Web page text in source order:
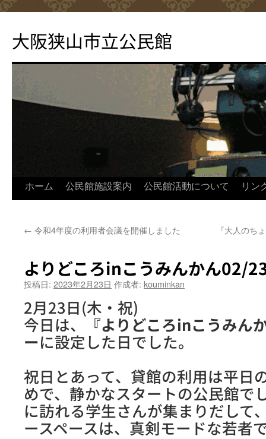
テ
ン
ッ
大阪狭山市立公民館
ホーム 公民館施設案内 公民館活動について リン
← 令和4年度の利用者会議を開催しました 『大人のち
よりどころinこうみんかん02/
投稿日: 2023年2月23日 作成者: kouminkan
2月23日(木・祝)
今日は、『よりどころinこうみん
ーに設定した日でした。
祝日とあって、貸館の利用は平日
めで、静かなスタートの公民館で
に訪れる学生さんが集まりだして
ースペースは、真剣モードな若者